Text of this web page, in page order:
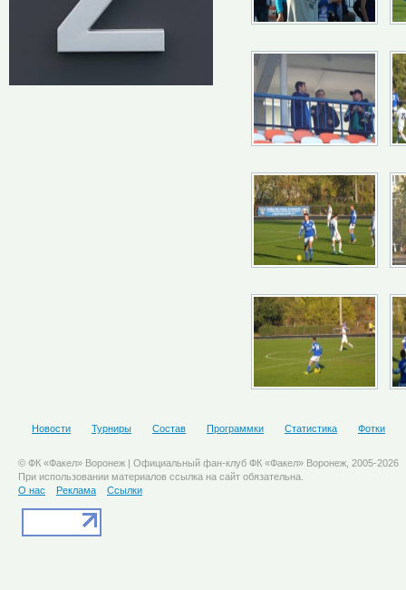
Новости Турниры Состав Программки Статистика Фотки
© ФК «Факел» Воронеж | Официальный фан-клуб ФК «Факел» Воронеж, 2005-2026
При использовании материалов ссылка на сайт обязательна.
О нас
Реклама Ссылки